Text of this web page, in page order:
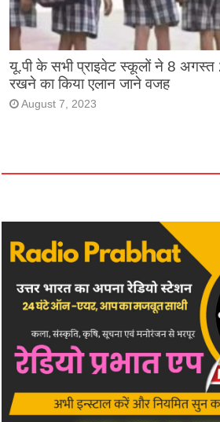
यू.पी के सभी प्राइवेट स्कूलों ने 8
रखने का किया एलान जाने वजह
August 7, 2023